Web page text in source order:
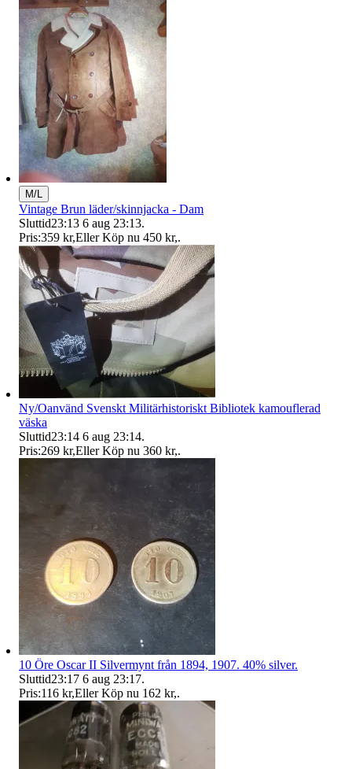
M/L
Vintage Brun läder/skinnjacka - Dam
Sluttid23:13 6 aug 23:13.
Pris:359 kr,Eller Köp nu 450 kr,.
Ny/Oanvänd Svenskt Militärhistoriskt Bibliotek kamouflerad
väska
Sluttid23:14 6 aug 23:14.
Pris:269 kr,Eller Köp nu 360 kr,.
10 Öre Oscar II Silvermynt från 1894, 1907. 40% silver.
Sluttid23:17 6 aug 23:17.
Pris:116 kr,Eller Köp nu 162 kr,.